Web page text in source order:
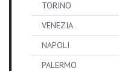
TORINO
VENEZIA
NAPOLI
PALERMO